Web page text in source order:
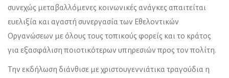
συνεχώς μεταβαλλόμενες κοινωνικές ανάγκες απαιτείται
ευελιξία και αγαστή συνεργασία των Εθελοντικών
Οργανώσεων με όλους τους τοπικούς φορείς και το κράτος
για εξασφάλιση ποιοτικότερων υπηρεσιών προς τον πολίτη.
Την εκδήλωση διάνθισε με χριστουγεννιάτικα τραγούδια η